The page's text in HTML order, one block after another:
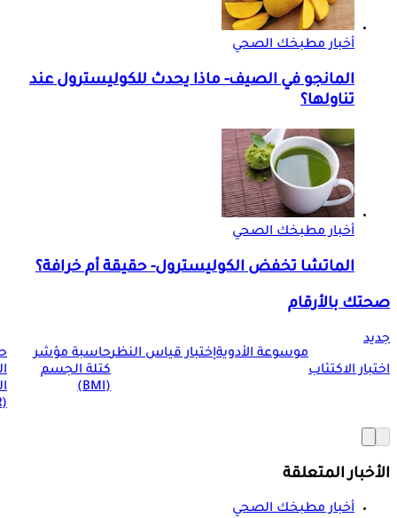
أخبار مطبخك الصحي
المانجو في الصيف- ماذا يحدث للكوليسترول عند
تناولها؟
أخبار مطبخك الصحي
الماتشا تخفض الكوليسترول- حقيقة أم خرافة؟
صحتك بالأرقام
جديد
اختبار الاكتئاب
موسوعة الأدويةإختبار قياس النظرحاسبة مؤشر
كتلة الجسم
(BMI)
(BMR)
الأخبار المتعلقة
أخبار مطبخك الصحي